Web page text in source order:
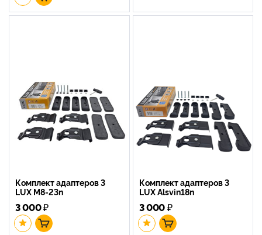
Комплект адаптеров 3
LUX M8-23n
3 000₽
Комплект адаптеров 3
LUX Alsvin18n
3 000₽